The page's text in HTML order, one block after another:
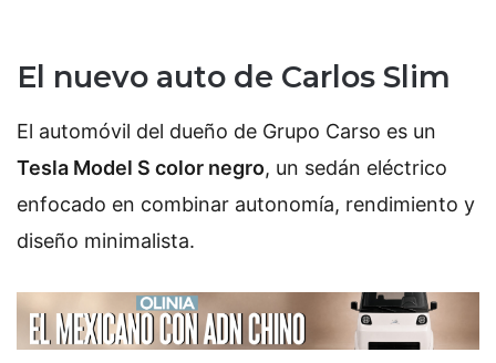
El nuevo auto de Carlos Slim
El automóvil del dueño de Grupo Carso es un
Tesla Model S color negro, un sedán eléctrico
enfocado en combinar autonomía, rendimiento y
diseño minimalista.